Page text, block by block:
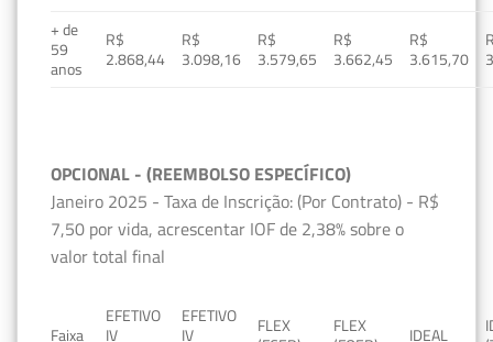
+ de
59
anos
R$
2.868,44
R$
3.098,16
R$
3.579,65
R$
3.662,45
R$
3.615,70
OPCIONAL - (REEMBOLSO ESPECÍFICO)
Janeiro 2025 - Taxa de Inscrição: (Por Contrato) - R$
7,50 por vida, acrescentar IOF de 2,38% sobre o
valor total final
Faixa
EFETIVO
IV
EFETIVO
IV
FLEX
FLEX
IDEAL